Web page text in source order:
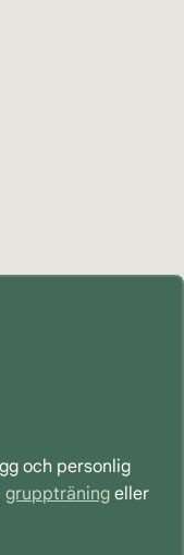
och personlig
gruppträning eller